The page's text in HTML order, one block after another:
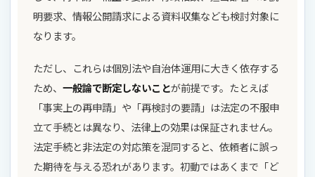
明要求、情報公開請求による資料収集なども検討対象に
なります。
ただし、これらは個別法や自治体運用に大きく依存する
ため、一般論で断定しないことが前提です。たとえば
「事実上の再申請」や「再検討の要請」は法定の不服申
立て手続とは異なり、法律上の効果は保証されません。
法定手続と非法定の対応策を混同すると、依頼者に誤っ
た期待を与える恐れがあります。初動ではあくまで「ど